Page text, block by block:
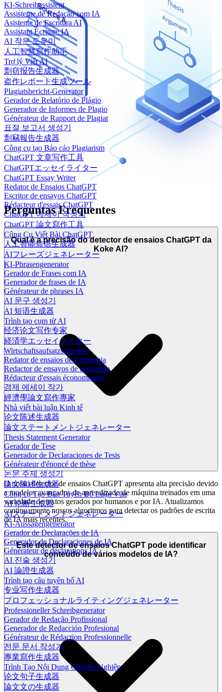
KI-Schreibassistent
Assistente de Redação com IA
Asistente de Escritura AI
Assistant Écriture IA
AI 작문 도우미
人工智慧寫作助手
Trợ lý Viết AI
剽窃报告生成器
盗作レポート生成ツール
Plagiatsbericht-Generator
Gerador de Relatório de Plágio
Generador de Informes de Plagio
Générateur de Rapport de Plagiat
표절 보고서 생성기
剽竊報告生成器
Công cụ tạo Báo cáo Plagiarism
ChatGPT 文章写作工具
ChatGPTエッセイライター
ChatGPT Essay Writer
Redator de Ensaios ChatGPT
Escritor de ensayos ChatGPT
Rédacteur d'essais ChatGPT
ChatGPT 에세이 작성기
ChatGPT 論文寫作工具
Công Cụ Viết Bài ChatGPT
人工智能短语生成器
AIフレーズジェネレーター
KI-Phrasengenerator
Gerador de Frases com IA
Generador de frases de IA
Générateur de phrases IA
AI 문구 생성기
AI 短语生成器
Trình tạo cụm từ AI
经济论文写作专家
経済学エッセイライター
Wirtschaftsaufsatzschreiber
Redator de ensaios de Economia
Redactor de ensayos de economía
Rédacteur d'essais économiques
경제 에세이 작가
經濟學論文寫作專家
Nhà viết bài luận Kinh tế
论文陈述生成器
論文ステートメントジェネレーター
Thesis Statement Generator
Gerador de Tese
Generador de Declaraciones de Tesis
Générateur d'énoncé de thèse
논문 주제 생성기
論文陳述生成器
Công cụ Tạo Bản Tuyên Bố Luận Văn
AI 论断生成器
AIステートメントジェネレーター
KI-Aussagengenerator
Gerador de Declarações de IA
Generador de Declaraciones de IA
Générateur de déclarations IA
AI 진술 생성기
AI 論證生成器
Trình tạo câu tuyên bố AI
专业写作生成器
プロフェッショナルライティングジェネレーター
Professioneller Schreibgenerator
Gerador de Redação Profissional
Generador de Redacción Profesional
Générateur de Rédaction Professionnelle
전문 문서 작성기
專業寫作生成器
Trình Tạo Nội Dung Chuyên Nghiệp
论文句子生成器
論文文の生成器
Perguntas Frequentes
Qual é a precisão do detector de ensaios ChatGPT da
Koke AI?
O nosso detector de ensaios ChatGPT apresenta alta precisão devido
a modelos avançados de aprendizado de máquina treinados em uma
variedade de textos gerados por humanos e por IA. Atualizamos
continuamente nossos algoritmos para detectar os padrões de escrita
de IA mais recentes.
Este detector de ensaios ChatGPT pode identificar
conteúdo de vários modelos de IA?